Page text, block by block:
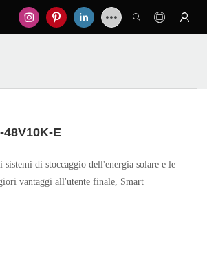
E
sistemi di stoccaggio dell'energia solare e le
vantaggi all'utente finale, Smart